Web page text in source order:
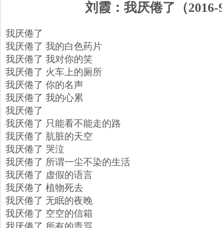
刘霞：我厌倦了（2016-
我厌倦了
我厌倦了 我的白色药片
我厌倦了 我对你的笑
我厌倦了 火车上的厕所
我厌倦了 你的名声
我厌倦了 我的心累
我厌倦了
我厌倦了 只能看不能走的路
我厌倦了 肮脏的天空
我厌倦了 哭泣
我厌倦了 所谓一尘不染的生活
我厌倦了 虚假的语言
我厌倦了 植物死去
我厌倦了 无眠的夜晚
我厌倦了 空空的信箱